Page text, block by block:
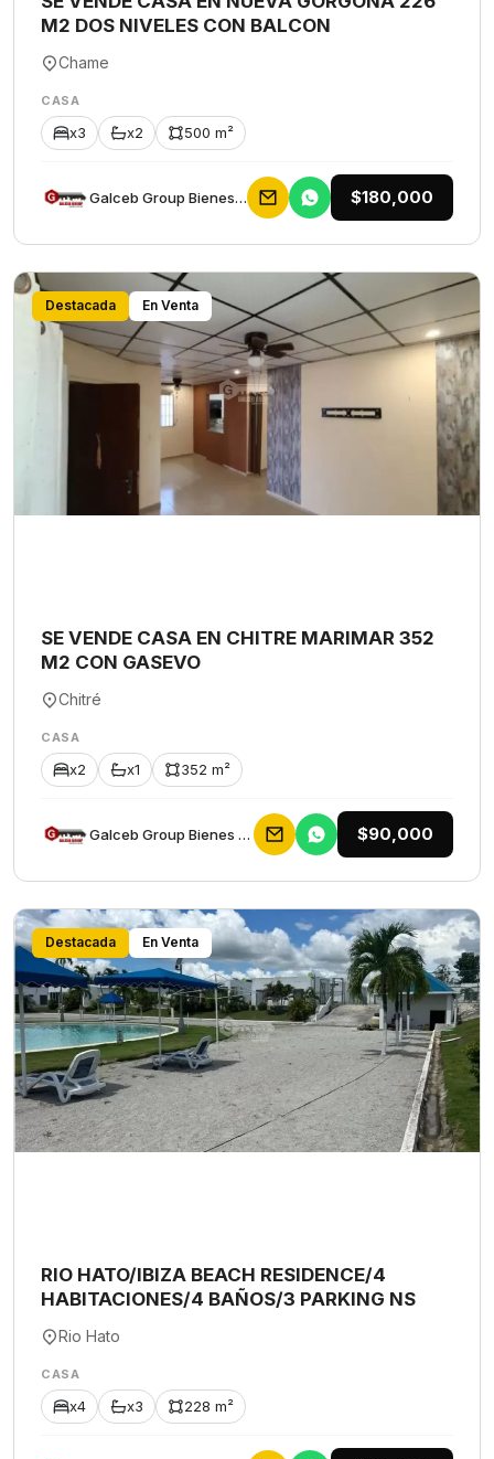
M2 DOS NIVELES CON BALCON
Chame
CASA
x3 x2 500 m²
Galceb Group Bienes Raices $180,000
Destacada En Venta
SE VENDE CASA EN CHITRE MARIMAR 352
M2 CON GASEVO
Chitré
CASA
x2 x1 352 m²
Galceb Group Bienes Raices $90,000
Destacada En Venta
RIO HATO/IBIZA BEACH RESIDENCE/4
HABITACIONES/4 BAÑOS/3 PARKING NS
Rio Hato
CASA
x4 x3 228 m²